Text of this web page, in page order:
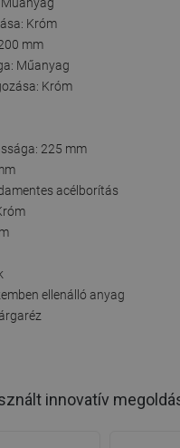
Króm
mm
Műanyag
Króm
225 mm
acélborítás
ellenálló anyag
innovatív